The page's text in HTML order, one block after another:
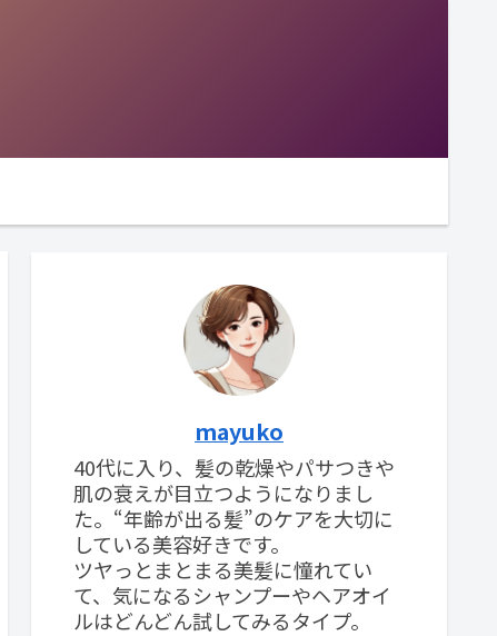
mayuko
40代に入り、髪の乾燥やパサつきや
肌の衰えが目立つようになりまし
た。“年齢が出る髪”のケアを大切に
している美容好きです。
ツヤっとまとまる美髪に憧れてい
て、気になるシャンプーやヘアオイ
ルはどんどん試してみるタイプ。